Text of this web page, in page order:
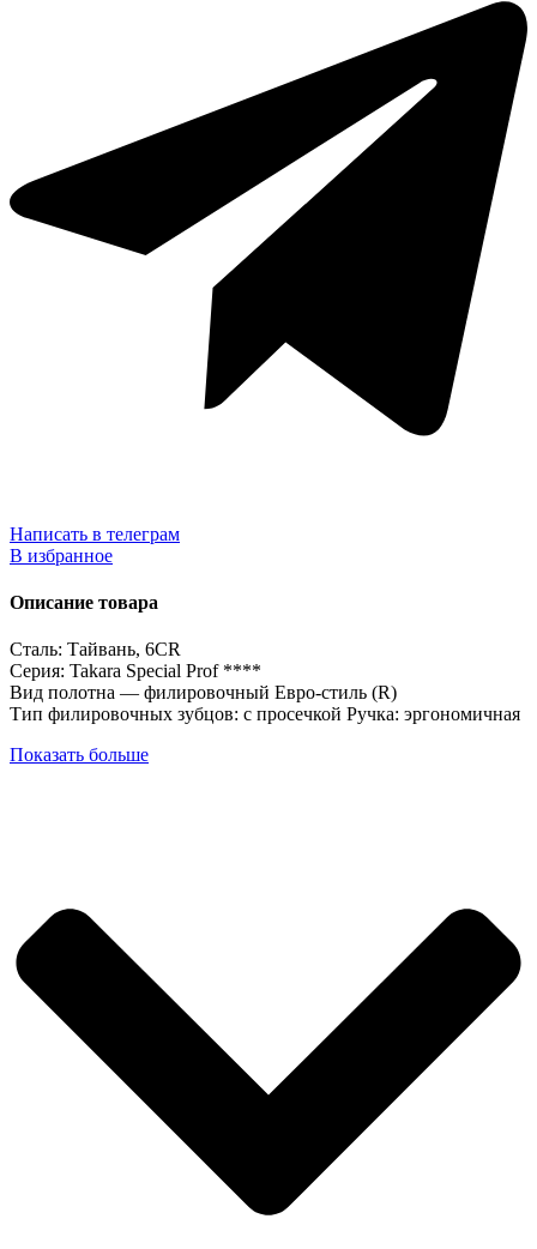
Написать в телеграм
В избранное
Описание товара
Сталь: Тайвань, 6CR
Серия: Takara Special Prof ****
Вид полотна — филировочный Евро-стиль (R)
Тип филировочных зубцов: с просечкой Ручка: эргономичная
Показать больше